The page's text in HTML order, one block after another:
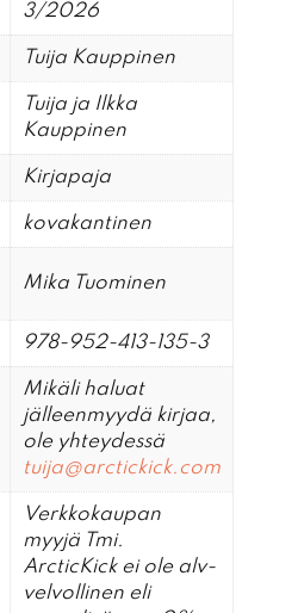
3/2026
Tuija Kauppinen
Tuija ja Ilkka
Kauppinen
Kirjapaja
kovakantinen
Mika Tuominen
978-952-413-135-3
Mikäli haluat
jälleenmyydä kirjaa,
ole yhteydessä
tuija@arctickick.com
Verkkokaupan
myyjä Tmi.
ArcticKick ei ole alv-
velvollinen eli